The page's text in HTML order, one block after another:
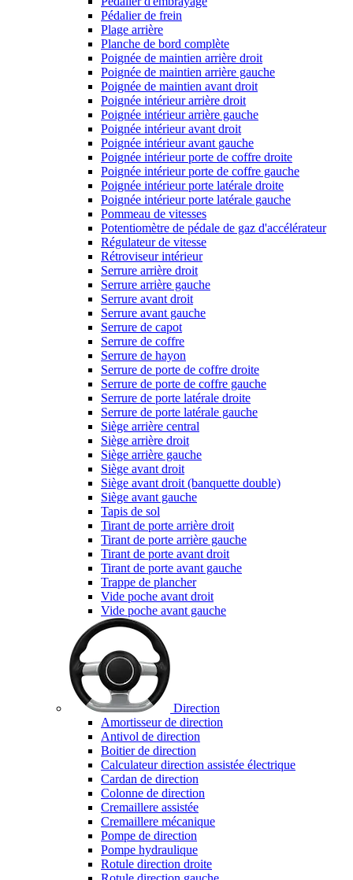
Pédalier de frein
Plage arrière
Planche de bord complète
Poignée de maintien arrière droit
Poignée de maintien arrière gauche
Poignée de maintien avant droit
Poignée intérieur arrière droit
Poignée intérieur arrière gauche
Poignée intérieur avant droit
Poignée intérieur avant gauche
Poignée intérieur porte de coffre droite
Poignée intérieur porte de coffre gauche
Poignée intérieur porte latérale droite
Poignée intérieur porte latérale gauche
Pommeau de vitesses
Potentiomètre de pédale de gaz d'accélérateur
Régulateur de vitesse
Rétroviseur intérieur
Serrure arrière droit
Serrure arrière gauche
Serrure avant droit
Serrure avant gauche
Serrure de capot
Serrure de coffre
Serrure de hayon
Serrure de porte de coffre droite
Serrure de porte de coffre gauche
Serrure de porte latérale droite
Serrure de porte latérale gauche
Siège arrière central
Siège arrière droit
Siège arrière gauche
Siège avant droit
Siège avant droit (banquette double)
Siège avant gauche
Tapis de sol
Tirant de porte arrière droit
Tirant de porte arrière gauche
Tirant de porte avant droit
Tirant de porte avant gauche
Trappe de plancher
Vide poche avant droit
Vide poche avant gauche
Direction
Amortisseur de direction
Antivol de direction
Boitier de direction
Calculateur direction assistée électrique
Cardan de direction
Colonne de direction
Cremaillere assistée
Cremaillere mécanique
Pompe de direction
Pompe hydraulique
Rotule direction droite